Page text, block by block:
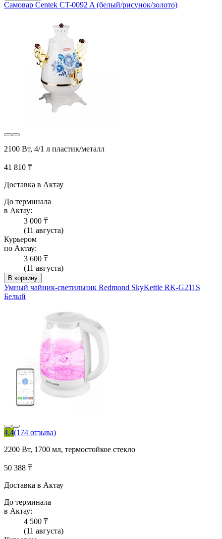
Самовар Centek CT-0092 A (белый/рисунок/золото)
2100 Вт, 4/1 л пластик/металл
41 810 ₸
Доставка в Актау
До терминала
в Актау:
3 000 ₸
(11 августа)
Курьером
по Актау:
3 600 ₸
(11 августа)
В корзину
Умный чайник-светильник Redmond SkyKettle RK-G211S
Белый
4.4(174 отзыва)
2200 Вт, 1700 мл, термостойкое стекло
50 388 ₸
Доставка в Актау
До терминала
в Актау:
4 500 ₸
(11 августа)